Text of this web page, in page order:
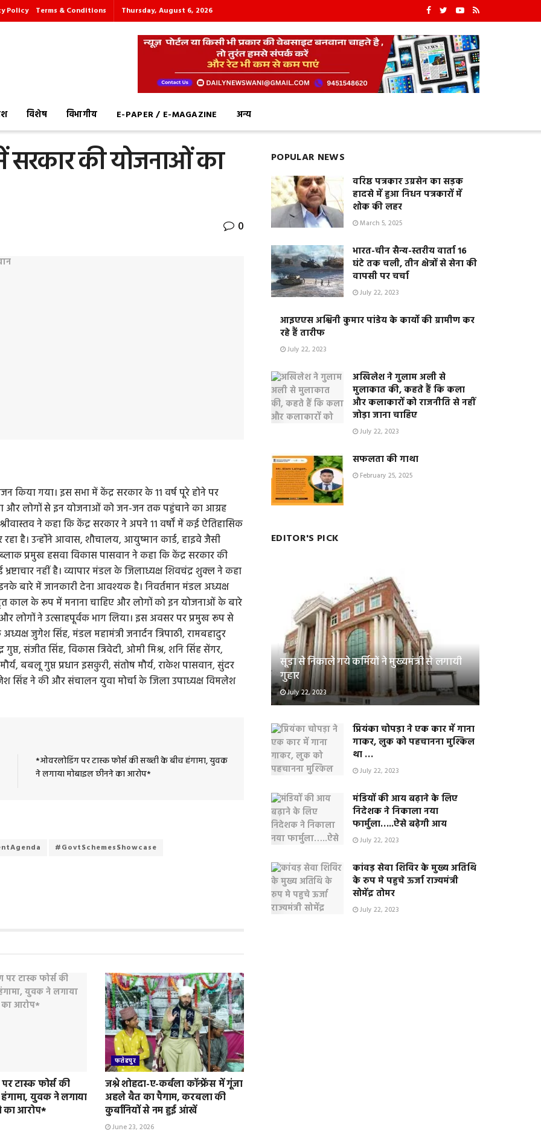
Policy Terms & Conditions Thursday, August 6, 2026
विशेष विभागीय E-PAPER / E-MAGAZINE अन्य
सरकार की योजनाओं का
0
गया। इस सभा में केंद्र सरकार के 11 वर्ष पूरे होने पर
और लोगों से इन योजनाओं को जन-जन तक पहुंचाने का आग्रह
ने कहा कि केंद्र सरकार ने अपने 11 वर्षों में कई ऐतिहासिक
है। उन्होंने आवास, शौचालय, आयुष्मान कार्ड, हाइवे जैसी
प्रमुख हसवा विकास पासवान ने कहा कि केंद्र सरकार की
नहीं है। व्यापार मंडल के जिलाध्यक्ष शिवचंद्र शुक्ल ने कहा
बारे में जानकारी देना आवश्यक है। निवर्तमान मंडल अध्यक्ष
काल के रूप में मनाना चाहिए और लोगों को इन योजनाओं के बारे
लोगों ने उत्साहपूर्वक भाग लिया। इस अवसर पर प्रमुख रूप से
जुगेश सिंह, मंडल महामंत्री जनार्दन त्रिपाठी, रामबहादुर
संजीत सिंह, विकास त्रिवेदी, ओमी मिश्र, शनि सिंह सेंगर,
बबलू गुप्त प्रधान इसकुरी, संतोष मौर्य, राकेश पासवान, सुंदर
सिंह ने की और संचालन युवा मोर्चा के जिला उपाध्यक्ष विमलेश
*ओवरलोडिंग पर टास्क फोर्स की सख्ती के बीच हंगामा, युवक
ने लगाया मोबाइल छीनने का आरोप*
#GovtSchemesShowcase
टास्क फोर्स की
युवक ने लगाया
का आरोप*
फतेहपुर
जश्ने शोहदा-ए-कर्बला कॉन्फ्रेंस में गूंजा
अहले बैत का पैगाम, करबला की
कुर्बानियों से नम हुई आंखें
June 23, 2026
POPULAR NEWS
वरिष्ठ पत्रकार उग्रसेन का सड़क
हादसे में हुआ निधन पत्रकारों में
शोक की लहर
March 5, 2025
भारत-चीन सैन्य-स्तरीय वार्ता 16
घंटे तक चली, तीन क्षेत्रों से सेना की
वापसी पर चर्चा
July 22, 2023
आइएएस अश्विनी कुमार पांडेय के कार्यो की ग्रामीण कर
रहे हैं तारीफ
July 22, 2023
अखिलेश ने गुलाम अली से
मुलाकात की, कहते हैं कि कला
और कलाकारों को राजनीति से नहीं
जोड़ा जाना चाहिए
July 22, 2023
सफलता की गाथा
February 25, 2025
EDITOR'S PICK
सूडा से निकाले गये कर्मियों ने मुख्यमंत्री से लगायी
गुहार
July 22, 2023
प्रियंका चोपड़ा ने एक कार में गाना
गाकर, लुक को पहचानना मुश्किल
था …
July 22, 2023
मंडियों की आय बढ़ाने के लिए
निदेशक ने निकाला नया
फार्मुला…..ऐसे बढ़ेगी आय
July 22, 2023
कांवड़ सेवा शिविर के मुख्य अतिथि
के रुप मे पहुचे ऊर्जा राज्यमंत्री
सोमेंद्र तोमर
July 22, 2023